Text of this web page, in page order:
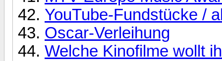
YouTube-Fundstücke /
Oscar-Verleihung
Welche Kinofilme wollt